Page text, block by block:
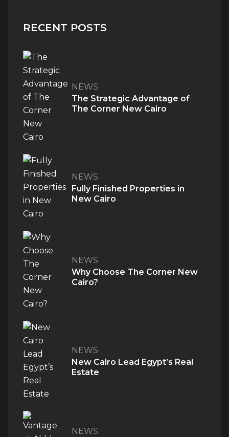
RECENT POSTS
NEWS
The Strategic Advantage of
The Corner New Cairo
NEWS
Fully Finished Properties in
New Cairo
NEWS
Why Choose The Corner New
Cairo?
NEWS
New Cairo Lead Egypt’s Real
Estate
NEWS